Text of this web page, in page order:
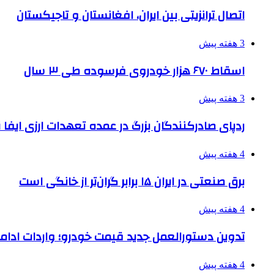
اتصال ترانزیتی بین ایران، افغانستان و تاجیکستان
3 هفته پیش
اسقاط ۶۷۰ هزار خودروی فرسوده طی ۳ سال
3 هفته پیش
ردپای صادرکنندگان بزرگ در عمده تعهدات ارزی
4 هفته پیش
برق صنعتی در ایران ۱۵ برابر گران‌تر از خانگی است
4 هفته پیش
تدوین دستورالعمل جدید قیمت خودرو؛ واردات
4 هفته پیش